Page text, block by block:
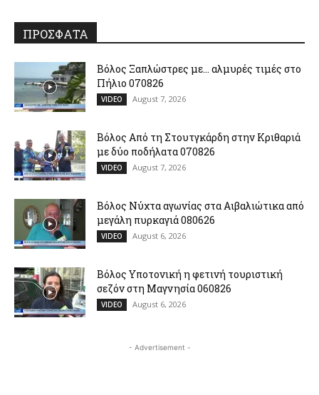
ΠΡΟΣΦΑΤΑ
Βόλος Ξαπλώστρες με… αλμυρές τιμές στο
Πήλιο 070826
VIDEO August 7, 2026
Βόλος Από τη Στουτγκάρδη στην Κριθαριά
με δύο ποδήλατα 070826
VIDEO August 7, 2026
Βόλος Νύχτα αγωνίας στα Αιβαλιώτικα από
μεγάλη πυρκαγιά 080626
VIDEO August 6, 2026
Βόλος Υποτονική η φετινή τουριστική
σεζόν στη Μαγνησία 060826
VIDEO August 6, 2026
- Advertisement -